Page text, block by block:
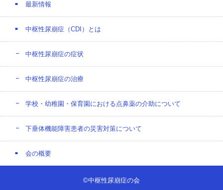
最新情報
中枢性尿崩症（CDI）とは
中枢性尿崩症の症状
中枢性尿崩症の治療
学校・幼稚園・保育園における点鼻薬の介助について
下垂体機能障害患者の災害対策について
会の概要
©中枢性尿崩症の会